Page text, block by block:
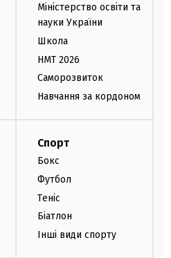
Міністерство освіти та
науки України
Школа
НМТ 2026
Саморозвиток
Навчання за кордоном
Спорт
Бокс
Футбол
Теніс
Біатлон
Інші види спорту